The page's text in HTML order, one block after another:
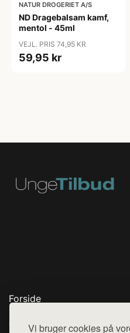
Vi bruger cookies på
NATUR DROGERIET A/S
ND Dragebalsam kamf,
mentol - 45ml
VEJL. PRIS 74,95 KR
59,95 kr
Forside
Top Rabatter